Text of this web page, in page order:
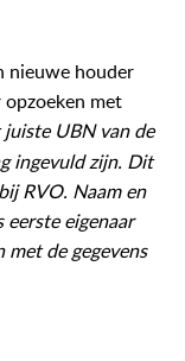
nieuwe houder
opzoeken met
UBN van de
ingevuld zijn. Dit
RVO. Naam en
eerste eigenaar
de gegevens